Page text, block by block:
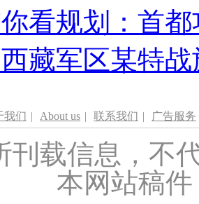
看规划：首
藏军区某特
我们 | About us | 联系我们 | 广告服务
刊载信息，不
本网站稿